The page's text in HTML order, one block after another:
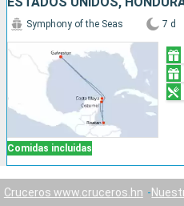
Comidas incluidas
Symphony of the Seas 7 d
Cruceros www.cruceros.hn